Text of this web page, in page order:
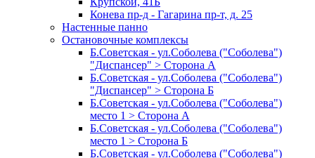
Конева пр-д - Гагарина пр-т, д. 25
Настенные панно
Остановочные комплексы
Б.Советская - ул.Соболева ("Соболева")
"Диспансер" > Сторона А
Б.Советская - ул.Соболева ("Соболева")
"Диспансер" > Сторона Б
Б.Советская - ул.Соболева ("Соболева")
место 1 > Сторона А
Б.Советская - ул.Соболева ("Соболева")
место 1 > Сторона Б
Б.Советская - ул.Соболева ("Соболева")